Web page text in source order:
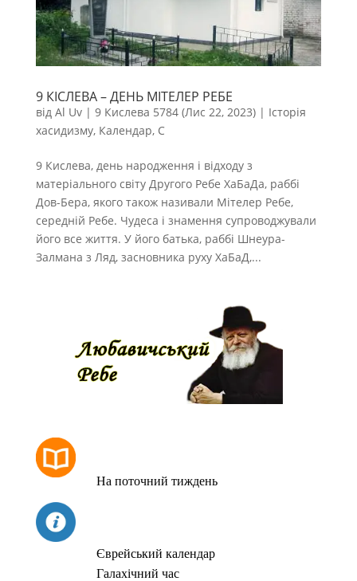
9 КІСЛЕВА – ДЕНЬ МІТЕЛЕР РЕБЕ
від Al Uv| 9 Кислева 5784 (Лис 22, 2023)| Історія
хасидизму, Календар, С
9 Кислева, день народження і відходу з
матеріального світу Другого Ребе ХаБаДа, раббі
Дов-Бера, якого також називали Мітелер Ребе,
середній Ребе. Чудеса і знамення супроводжували
його все життя. У його батька, раббі Шнеура-
Залмана з Ляд, засновника руху ХаБаД,...
На поточний тиждень
Єврейський календар
Галахічний час